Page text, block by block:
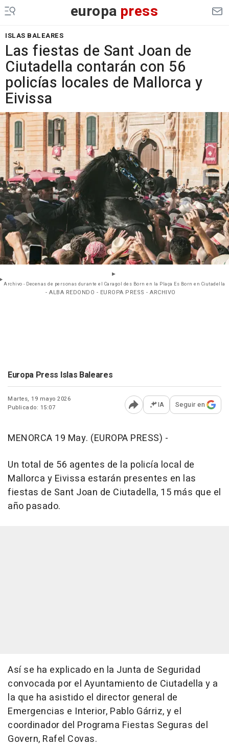
europa press
ISLAS BALEARES
Las fiestas de Sant Joan de
Ciutadella contarán con 56
policías locales de Mallorca y
Eivissa
Archivo - Decenas de personas durante el Caragol des Born en la Plaça Es Born en Ciutadella
- ALBA REDONDO - EUROPA PRESS - ARCHIVO
Europa Press Islas Baleares
Martes, 19 mayo 2026
Publicado: 15:07
Abrir opciones para
IA Seguir en
MENORCA 19 May. (EUROPA PRESS) -
Un total de 56 agentes de la policía local de
Mallorca y Eivissa estarán presentes en las
fiestas de Sant Joan de Ciutadella, 15 más que el
año pasado.
Así se ha explicado en la Junta de Seguridad
convocada por el Ayuntamiento de Ciutadella y a
la que ha asistido el director general de
Emergencias e Interior, Pablo Gárriz, y el
coordinador del Programa Fiestas Seguras del
Govern, Rafel Covas.